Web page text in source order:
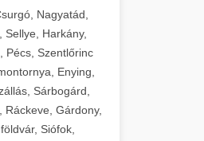
Nagyatád,
Sellye, Harkány,
Pécs, Szentlőrinc
Enying,
Sárbogárd,
Gárdony,
Siófok,